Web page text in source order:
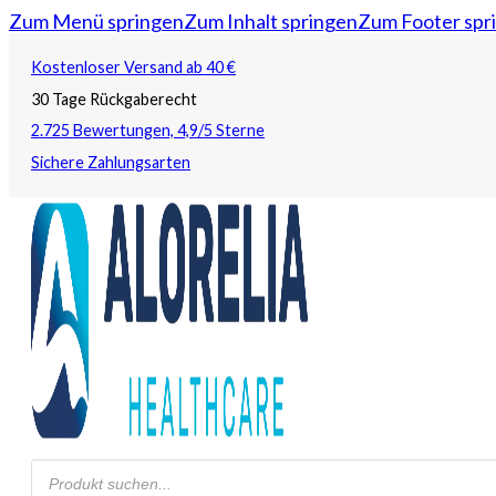
Zum Menü springenZum Inhalt springenZum Footer
Kostenloser Versand ab 40 €
30 Tage Rückgaberecht
2.725 Bewertungen, 4,9/5 Sterne
Sichere Zahlungsarten